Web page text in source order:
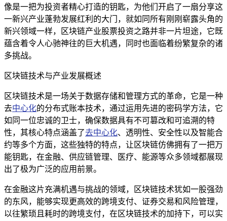
像是一把为投资者精心打造的钥匙，为他们开启了一扇分享这
一新兴产业蓬勃发展红利的大门，就如同所有刚刚崭露头角的
新兴领域一样，区块链产业股票投资之路并非一片坦途，它既
蕴含着令人心驰神往的巨大机遇，同时也面临着纷繁复杂的诸
多挑战。
区块链技术与产业发展概述
区块链技术是一场关于数据存储和管理方式的革命，它是一种
去中心化的分布式账本技术，通过运用先进的密码学方法，它
如同一位忠诚的卫士，确保数据具有不可篡改和可追溯的特
性，其核心特点涵盖了去中心化、透明性、安全性以及智能合
约等多个方面，这些独特的特点，让区块链仿佛拥有了一把万
能钥匙，在金融、供应链管理、医疗、能源等众多领域都展现
出了极为广泛的应用前景。
在金融这片充满机遇与挑战的领域，区块链技术犹如一股强劲
的东风，能够实现更高效的跨境支付、证券交易和风险管理，
以往繁琐且耗时的跨境支付，在区块链技术的加持下，可以实